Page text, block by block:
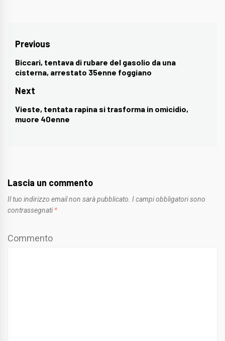
Navigazione
articoli
Previous
Previous
post:
Biccari, tentava di rubare del gasolio da una
cisterna, arrestato 35enne foggiano
Next
Next
post:
Vieste, tentata rapina si trasforma in omicidio,
muore 40enne
Lascia un commento
Il tuo indirizzo email non sarà pubblicato. I campi obbligatori sono
contrassegnati *
Commento